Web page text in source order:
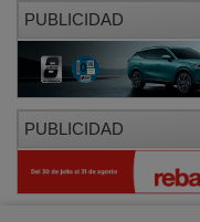
PUBLICIDAD
PUBLICIDAD